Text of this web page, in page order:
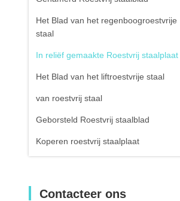
Het Blad van het regenboogroestvrije
staal
In reliëf gemaakte Roestvrij staalplaat
Het Blad van het liftroestvrije staal
van roestvrij staal
Geborsteld Roestvrij staalblad
Koperen roestvrij staalplaat
Contacteer ons